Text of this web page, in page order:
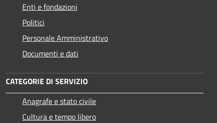
Enti e fondazioni
Politici
Personale Amministrativo
Documenti e dati
CATEGORIE DI SERVIZIO
Anagrafe e stato civile
Cultura e tempo libero